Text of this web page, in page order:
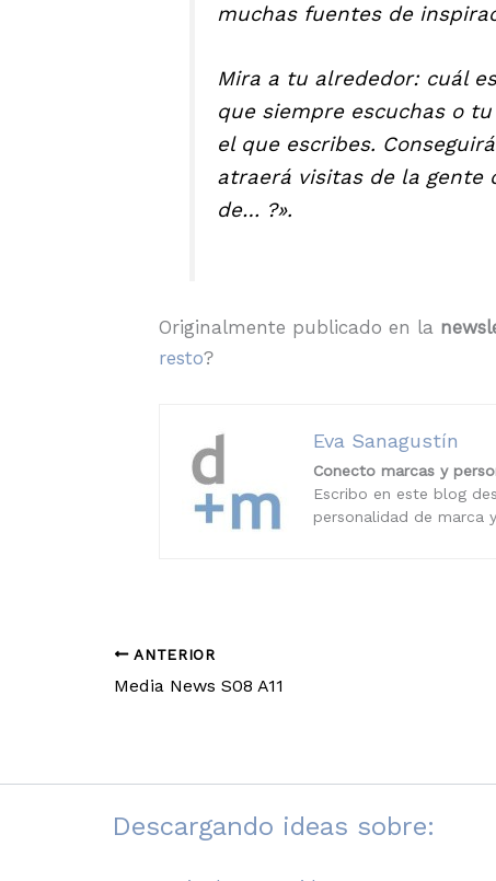
muchas fuentes de
Mira a tu alrededor: cuál
que siempre escuchas o
el que escribes.
atraerá visitas de la gente
de… ?».
Originalmente publicado en la
resto?
Eva Sanagustín
Conecto marcas y
Escribo en este blog
personalidad de marca
ANTERIOR
Media News S08 A11
Descargando ideas sobre: